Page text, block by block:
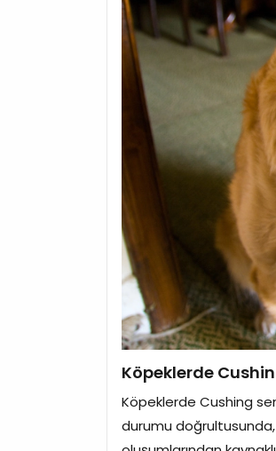
Köpeklerde
Köpeklerde Cushing
durumu